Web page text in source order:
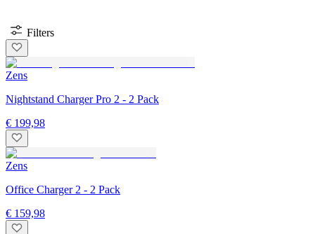
Filters
Zens
Nightstand Charger Pro 2 - 2 Pack
€ 199,98
Zens
Office Charger 2 - 2 Pack
€ 159,98